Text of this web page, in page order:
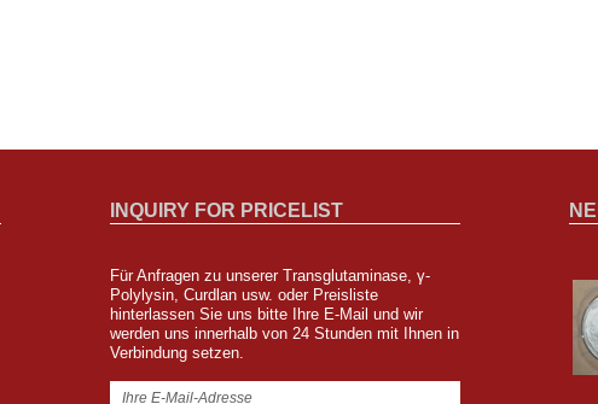
INQUIRY FOR PRICELIST
Für Anfragen zu unserer Transglutaminase, γ-
Polylysin, Curdlan usw. oder Preisliste
hinterlassen Sie uns bitte Ihre E-Mail und wir
werden uns innerhalb von 24 Stunden mit Ihnen in
Verbindung setzen.
Zipin Biotech wird an der FISA in Sao
Paulo, Brasilien, teilnehmen
2023/08/04
South America in Sao Paulo, Brasilien, vertreten sein. Der